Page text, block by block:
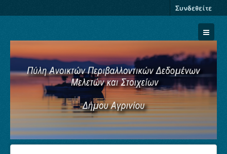
Συνδεθείτε